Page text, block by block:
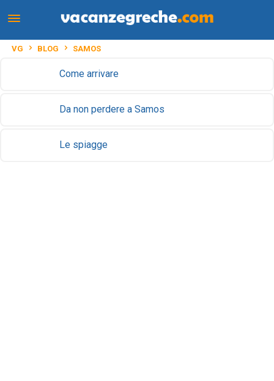
VG BLOG SAMOS
Come arrivare
Da non perdere a Samos
Le spiagge